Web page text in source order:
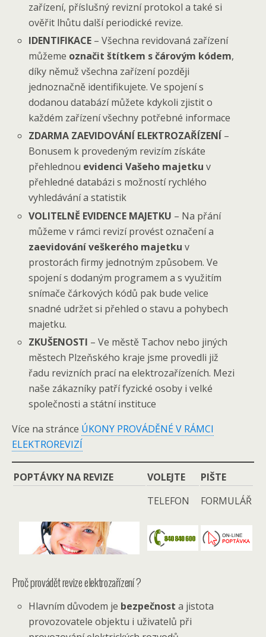
zařízení, příslušný revizní protokol a také si
ověřit lhůtu další periodické revize.
IDENTIFIKACE – Všechna revidovaná zařízení
můžeme označit štítkem s čárovým kódem,
díky němuž všechna zařízení později
jednoznačně identifikujete. Ve spojení s
dodanou databází můžete kdykoli zjistit o
každém zařízení všechny potřebné informace
ZDARMA ZAEVIDOVÁNÍ ELEKTROZAŘÍZENÍ –
Bonusem k provedeným revizím získáte
přehlednou evidenci Vašeho majetku v
přehledné databázi s možností rychlého
vyhledávání a statistik
VOLITELNĚ EVIDENCE MAJETKU – Na přání
můžeme v rámci revizí provést označení a
zaevidování veškerého majetku v
prostorách firmy jednotným způsobem. Ve
spojení s dodaným programem a s využitím
snímače čárkových kódů pak bude velice
snadné udržet si přehled o stavu a pohybech
majetku.
ZKUŠENOSTI – Ve městě Tachov nebo jiných
městech Plzeňského kraje jsme provedli již
řadu revizních prací na elektrozařízeních. Mezi
naše zákazníky patří fyzické osoby i velké
společnosti a státní instituce
Více na stránce ÚKONY PROVÁDĚNÉ V RÁMCI
ELEKTROREVIZÍ
POPTÁVKY NA REVIZE VOLEJTE
PIŠTE
TELEFON
FORMULÁŘ
Proč provádět revize elektrozařízení ?
Hlavním důvodem je bezpečnost a jistota
provozovatele objektu i uživatelů při